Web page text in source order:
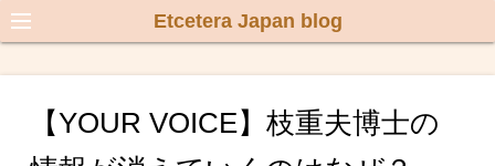
Etcetera Japan blog
【YOUR VOICE】枝重夫博士の